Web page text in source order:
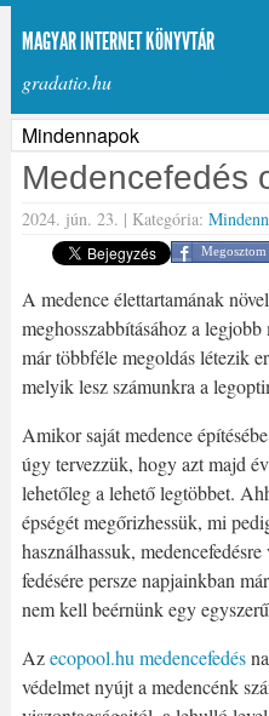
MAGYAR INTERNET KÖNYVTÁR
gradatio.hu
Medencefedés
2024. jún. 23. | Kategória:
Megosztom
A medence élettartamának
meghosszabbításához a
már többféle megoldás létezik
melyik lesz számunkra a
Amikor saját medence
úgy tervezzük, hogy azt majd
lehetőleg a lehető legtöbbet.
épségét megőrizhessük, mi
használhassuk,
fedésére persze napjainkban
nem kell beérnünk egy
Azecopool.hu medencefedés
védelmet nyújt a medencénk